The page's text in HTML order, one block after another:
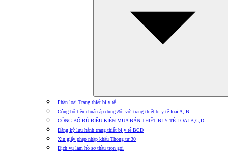
Phân loại Trang thiết bị y tế
Công bố tiêu chuẩn áp dụng đối với trang thiết bị y tế loại A, B
CÔNG BỐ ĐỦ ĐIỀU KIỆN MUA BÁN THIẾT BỊ Y TẾ LOẠI B,C,D
Đăng ký lưu hành trang thiết bị y tế BCD
Xin giấy phép nhập khẩu Thông tư 30
Dịch vụ làm hồ sơ thầu trọn gói